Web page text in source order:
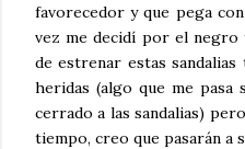
favorecedor y que pega
vez me decidí por el negro
de estrenar estas
heridas (algo que me pasa
cerrado a las sandalias)
tiempo, creo que pasarán a